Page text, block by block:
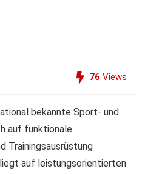
76 Views
bekannte Sport- und
auf funktionale
Trainingsausrüstung
auf leistungsorientierten